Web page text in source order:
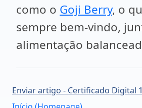
como o Goji Berry, o
sempre bem-vindo,
alimentação
Enviar artigo - Certificado Digital